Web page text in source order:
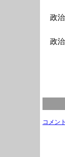
政
政
コメン